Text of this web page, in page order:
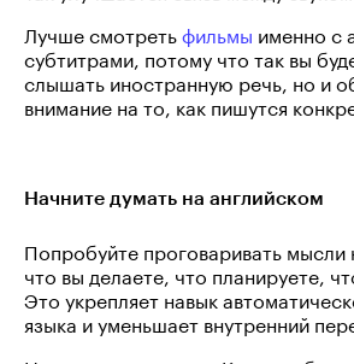
Лучше смотретьфильмы именно с
субтитрами, потому что так вы
слышать иностранную речь, но и
внимание на то, как пишутся
Начните думать на английском
Попробуйте проговаривать мысли
что вы делаете, что планируете,
Это укрепляет навык
языка и уменьшает внутренний